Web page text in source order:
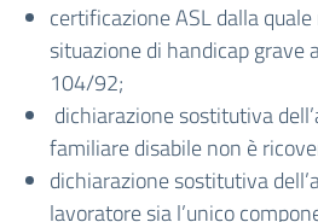
certificazione ASL dalla
situazione di handicap grave
104/92;
dichiarazione sostitutiva
familiare disabile non è
dichiarazione sostitutiva
lavoratore sia l’unico